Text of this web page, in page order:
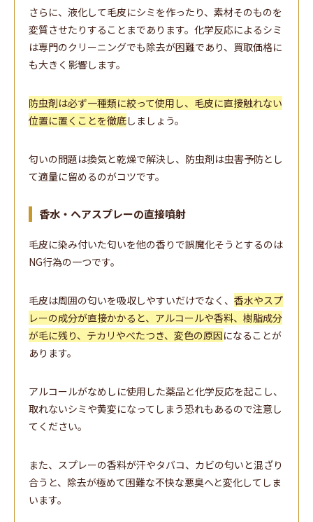
さらに、液化して毛皮にシミを作ったり、素材そのものを
変質させたりすることまであります。化学反応によるシミ
は専門のクリーニングでも除去が困難であり、買取価格に
も大きく影響します。
防虫剤は必ず一種類に絞って使用し、毛皮に直接触れない
位置に置くことを徹底しましょう。
匂いの問題は換気と乾燥で解決し、防虫剤は虫害予防とし
て適量に留めるのがコツです。
香水・ヘアスプレーの直接噴射
毛皮に染み付いた匂いを他の香りで誤魔化そうとするのは
NG行為の一つです。
毛皮は周囲の匂いを吸収しやすいだけでなく、 香水やスプ
レーの成分が直接かかると、アルコールや香料、樹脂成分
が毛に残り、テカリやべたつき、変色の原因になることが
あります。
アルコールがなめしに使用した薬品と化学反応を起こし、
取れないシミや黄変になってしまう恐れもあるので注意し
てください。
また、スプレーの香料が汗やタバコ、カビの匂いと混ざり
合うと、除去が極めて困難な不快な悪臭へと変化してしま
います。